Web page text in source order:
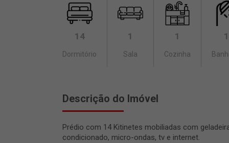
14
Dormitório
1
Sala
1
Cozinha
1
Descrição do Imóvel
Prédio com 14 Kitinetes mobiliadas com
condicionado, micro-ondas, tv e internet.